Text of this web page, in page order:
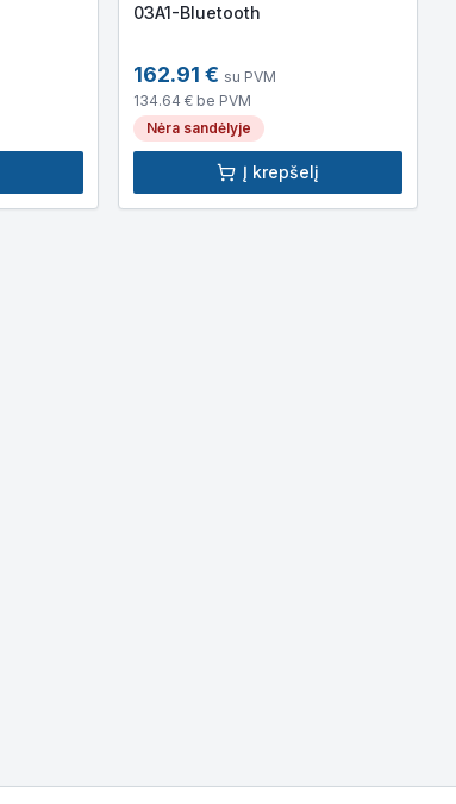
03A1-Bluetooth
162.91 € su PVM
134.64 € be PVM
Nėra sandėlyje
Į krepšelį